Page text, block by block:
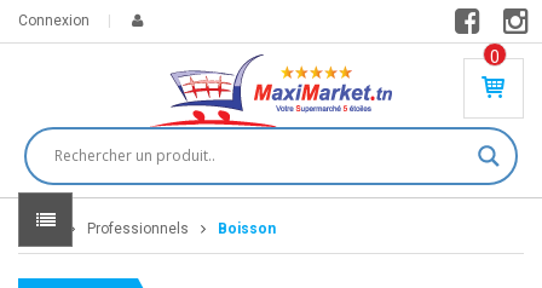
Connexion
0
PR
DU
IT(
S)
Home Professionnels Boisson